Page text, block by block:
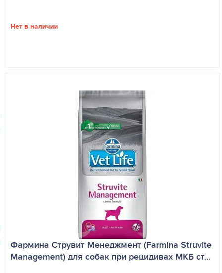
Нет в наличии
Фармина Струвит Менеджмент (Farmina Struvite
Management) для собак при рецидивах МКБ ст…